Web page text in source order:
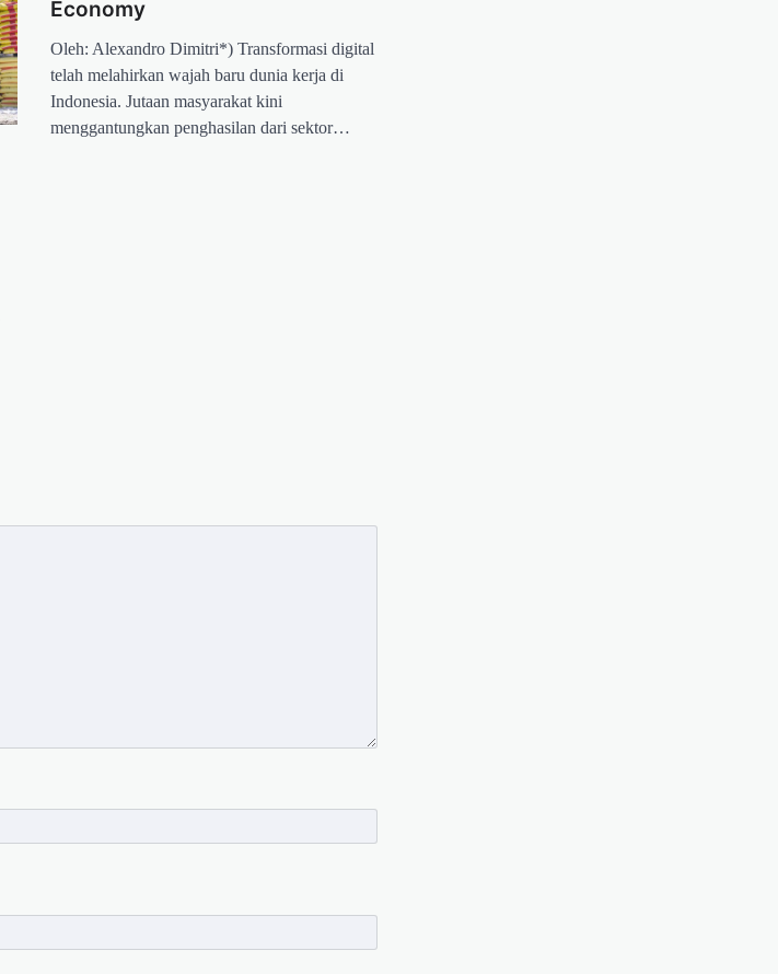
Economy
Oleh: Alexandro Dimitri*) Transformasi digital
telah melahirkan wajah baru dunia kerja di
Indonesia. Jutaan masyarakat kini
menggantungkan penghasilan dari sektor…